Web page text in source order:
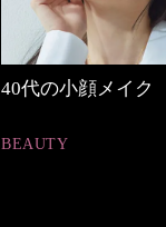
40代の小顔メイク
BEAUTY